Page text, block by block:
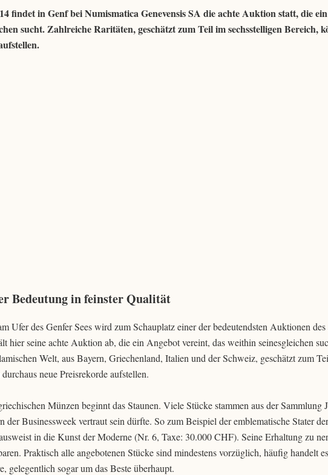
findet in Genf bei Numismatica Genevensis SA die achte Auktion statt, die
sucht. Zahlreiche Raritäten, geschätzt zum Teil im sechsstelligen Bereich,
Bedeutung in feinster Qualität
Ufer des Genfer Sees wird zum Schauplatz einer der bedeutendsten Auktionen des
hier seine achte Auktion ab, die ein Angebot vereint, das weithin seinesgleichen
Welt, aus Bayern, Griechenland, Italien und der Schweiz, geschätzt zum
neue Preisrekorde aufstellen.
Münzen beginnt das Staunen. Viele Stücke stammen aus der Sammlung
der Businessweek vertraut sein dürfte. So zum Beispiel der emblematische Stater
in die Kunst der Moderne (Nr. 6, Taxe: 30.000 CHF). Seine Erhaltung zu
Praktisch alle angebotenen Stücke sind mindestens vorzüglich, häufig handelt
gelegentlich sogar um das Beste überhaupt.